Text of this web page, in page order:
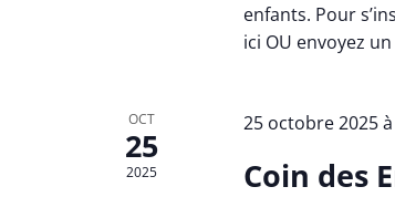
enfants. Pour
ici OU envoyez
OCT
25
2025
25 octobre 2025
Coin des